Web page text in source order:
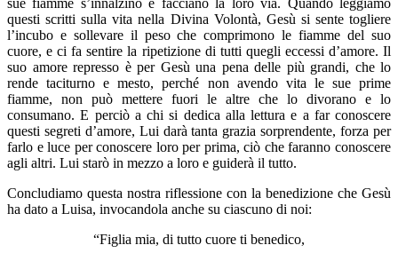
sue fiamme s’innalzino e facciano la loro via. Quando leggiamo
questi scritti sulla vita nella Divina Volontà, Gesù si sente togliere
l’incubo e sollevare il peso che comprimono le fiamme del suo
cuore, e ci fa sentire la ripetizione di tutti quegli eccessi d’amore. Il
suo amore represso è per Gesù una pena delle più grandi, che lo
rende taciturno e mesto, perché non avendo vita le sue prime
fiamme, non può mettere fuori le altre che lo divorano e lo
consumano. E perciò a chi si dedica alla lettura e a far conoscere
questi segreti d’amore, Lui darà tanta grazia sorprendente, forza per
farlo e luce per conoscere loro per prima, ciò che faranno conoscere
agli altri. Lui starò in mezzo a loro e guiderà il tutto.
Concludiamo questa nostra riflessione con la benedizione che Gesù
ha dato a Luisa, invocandola anche su ciascuno di noi:
“Figlia mia, di tutto cuore ti benedico,